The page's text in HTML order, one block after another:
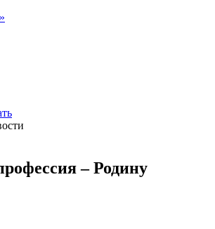
– Родину